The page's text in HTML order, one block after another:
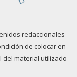
redaccionales
de colocar en
del material utilizado